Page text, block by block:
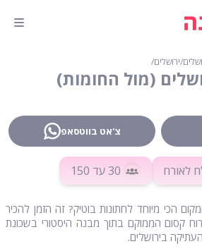
∕ירושלים∕
(מול החומות)
צ'אט בווטסאפ
30עד 150
הכי מיוחד לחתונות בוטיק? זה הזמן להכיר
קסום הממוקם בתוך מבנה היסטורי בשכונת
בירושלים.